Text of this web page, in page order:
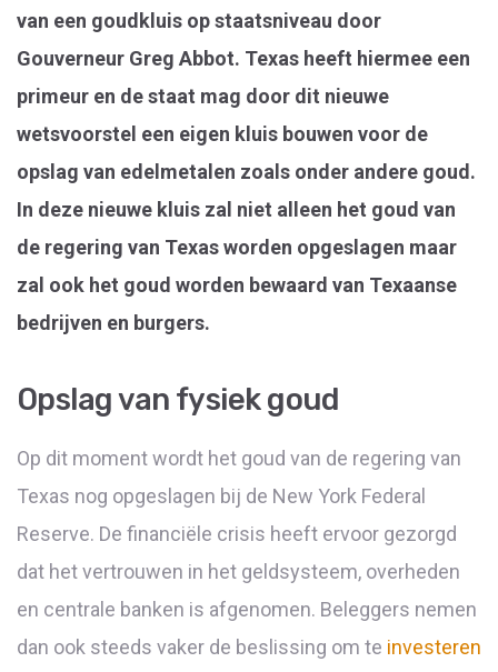
van een goudkluis op staatsniveau door
Gouverneur Greg Abbot. Texas heeft hiermee een
primeur en de staat mag door dit nieuwe
wetsvoorstel een eigen kluis bouwen voor de
opslag van edelmetalen zoals onder andere goud.
In deze nieuwe kluis zal niet alleen het goud van
de regering van Texas worden opgeslagen maar
zal ook het goud worden bewaard van Texaanse
bedrijven en burgers.
Opslag van fysiek goud
Op dit moment wordt het goud van de regering van
Texas nog opgeslagen bij de New York Federal
Reserve. De financiële crisis heeft ervoor gezorgd
dat het vertrouwen in het geldsysteem, overheden
en centrale banken is afgenomen. Beleggers nemen
dan ook steeds vaker de beslissing om te investeren